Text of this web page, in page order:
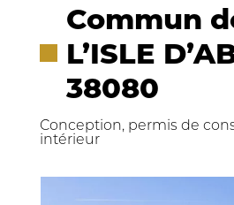
Commun
L’ISLE
38080
Conception, permis de
intérieur